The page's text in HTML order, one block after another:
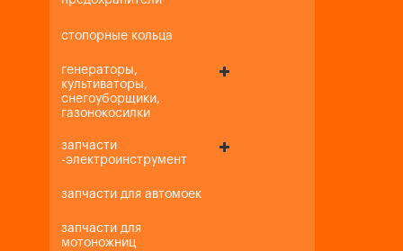
стопорные кольца
генераторы,
культиваторы,
снегоуборщики,
газонокосилки
запчасти
-электроинструмент
запчасти для автомоек
запчасти для
мотоножниц